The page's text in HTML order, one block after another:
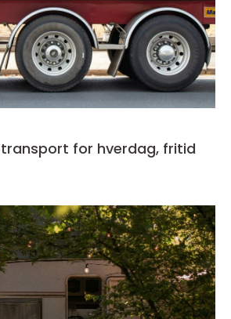
transport for hverdag, fritid